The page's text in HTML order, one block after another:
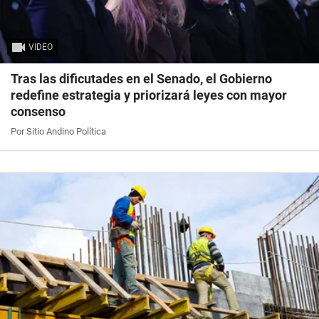
VIDEO
Tras las dificutades en el Senado, el Gobierno
redefine estrategia y priorizará leyes con mayor
consenso
Por Sitio Andino Política